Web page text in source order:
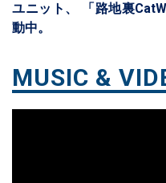
ユニット、 「路地裏
動中。
MUSIC &